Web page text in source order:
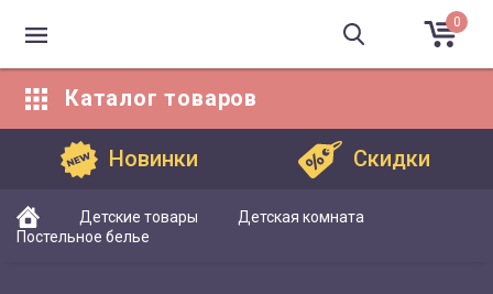
0
Каталог товаров
Новинки Скидки
Детские товары
Детская комната
Постельное белье